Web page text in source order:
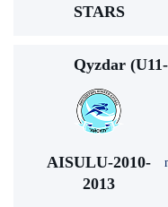
STARS
Qyzdar
AISULU-2010-
2013